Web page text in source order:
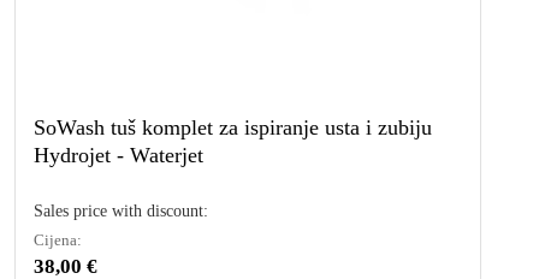
SoWash tuš komplet za ispiranje usta i zubiju
Hydrojet - Waterjet
Sales price with discount:
Cijena:
38,00 €